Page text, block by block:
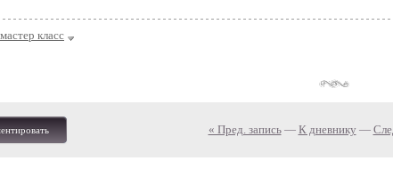
мастер класс
« Пред. запись— К дневнику —